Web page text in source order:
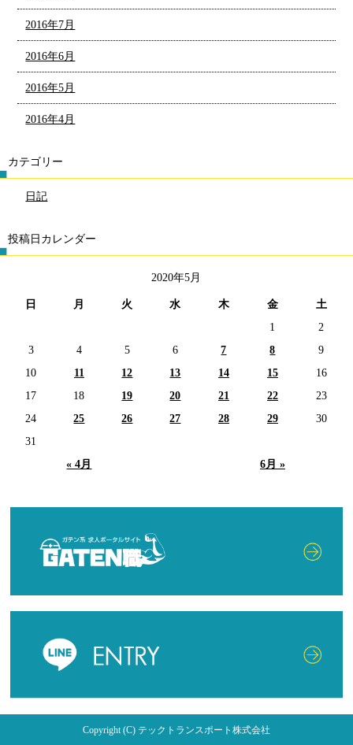
2016年7月
2016年6月
2016年5月
2016年4月
カテゴリー
日記
投稿日カレンダー
2020年5月
日 月 火 水 木 金 土
« 4月 6月 »
1
2
3
4 5 6 7 8
9
10
11 12 13 14 15
16
17
18 19 20 21 22
23
24
25 26 27 28 29
30
31
Copyright (C) テックトランスポート株式会社